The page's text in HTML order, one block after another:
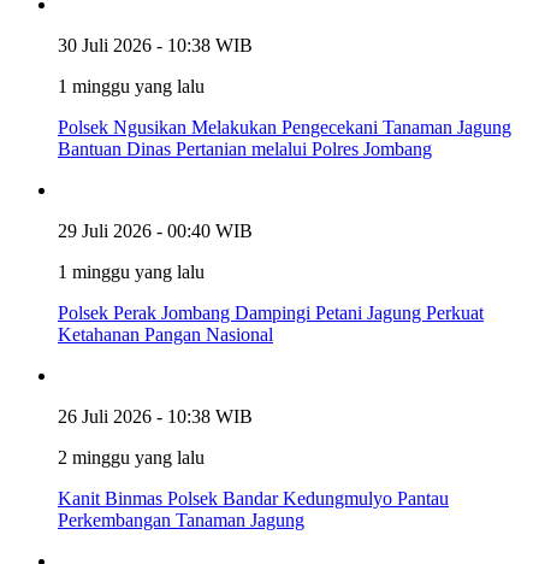
30 Juli 2026 - 10:38 WIB
1 minggu yang lalu
Polsek Ngusikan Melakukan Pengecekani Tanaman Jagung
Bantuan Dinas Pertanian melalui Polres Jombang
29 Juli 2026 - 00:40 WIB
1 minggu yang lalu
Polsek Perak Jombang Dampingi Petani Jagung Perkuat
Ketahanan Pangan Nasional
26 Juli 2026 - 10:38 WIB
2 minggu yang lalu
Kanit Binmas Polsek Bandar Kedungmulyo Pantau
Perkembangan Tanaman Jagung